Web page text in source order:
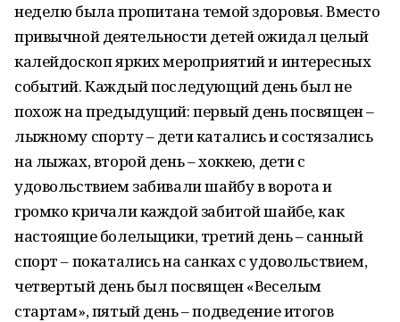
неделю была пропитана темой здоровья. Вместо
привычной деятельности детей ожидал целый
калейдоскоп ярких мероприятий и интересных
событий. Каждый последующий день был не
похож на предыдущий: первый день посвящен –
лыжному спорту – дети катались и состязались
на лыжах, второй день – хоккею, дети с
удовольствием забивали шайбу в ворота и
громко кричали каждой забитой шайбе, как
настоящие болельщики, третий день – санный
спорт – покатались на санках с удовольствием,
четвертый день был посвящен «Веселым
стартам», пятый день – подведение итогов